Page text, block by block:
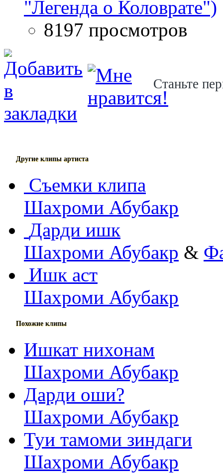
"Легенда о Коловрате")
8197 просмотров
Станьте
Другие клипы артиста
Съемки клипа
Шахроми Абубакр
Дарди ишк
Шахроми Абубакр &
Ишк аст
Шахроми Абубакр
Похожие клипы
Ишкат нихонам
Шахроми Абубакр
Дарди оши?
Шахроми Абубакр
Туи тамоми зиндаги
Шахроми Абубакр